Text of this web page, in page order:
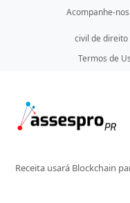
Acompanhe-
civil de
Termos de
Receita usará Blockchain